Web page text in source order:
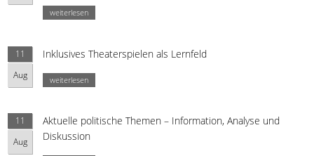
weiterlesen
11
Aug
Inklusives Theaterspielen als Lernfeld
weiterlesen
11
Aug
Aktuelle politische Themen – Information, Analyse und
Diskussion